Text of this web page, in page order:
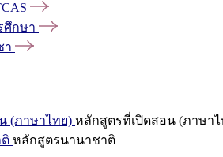
ศึกษา
า
(ภาษาไทย) หลักสูตรที่เปิดสอน (ภาษาไ
หลักสูตรนานาชาติ